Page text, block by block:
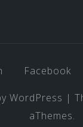
Facebook
WordPress |
aThemes.